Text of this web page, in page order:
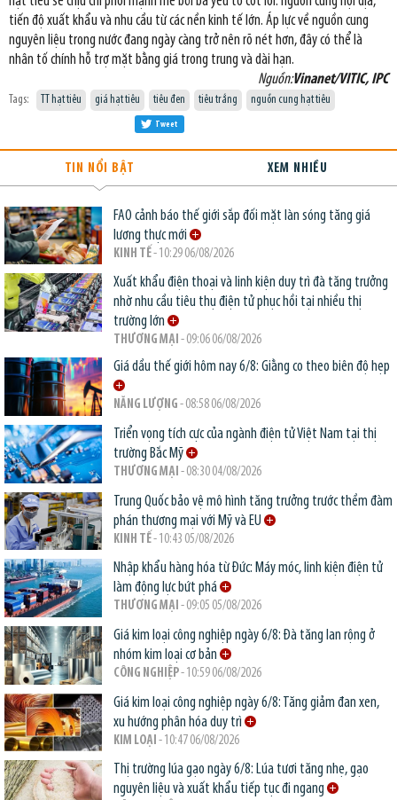
tiến độ xuất khẩu và nhu cầu từ các nền kinh tế lớn. Áp lực về nguồn cung
nguyên liệu trong nước đang ngày càng trở nên rõ nét hơn, đây có thể là
nhân tố chính hỗ trợ mặt bằng giá trong trung và dài hạn.
Nguồn:Vinanet/VITIC, IPC
Tags: TT hạt tiêu giá hạt tiêu tiêu đen tiêu trắng nguồn cung hạt tiêu
Tweet
TIN NỔI BẬT XEM NHIỀU
FAO cảnh báo thế giới sắp đối mặt làn sóng tăng giá
lương thực mới
KINH TẾ- 10:29 06/08/2026
Xuất khẩu điện thoại và linh kiện duy trì đà tăng trưởng
nhờ nhu cầu tiêu thụ điện tử phục hồi tại nhiều thị
trường lớn
THƯƠNG MẠI - 09:06 06/08/2026
Giá dầu thế giới hôm nay 6/8: Giằng co theo biên độ hẹp
NĂNG LƯỢNG - 08:58 06/08/2026
Triển vọng tích cực của ngành điện tử Việt Nam tại thị
trường Bắc Mỹ
THƯƠNG MẠI - 08:30 04/08/2026
Trung Quốc bảo vệ mô hình tăng trưởng trước thềm đàm
phán thương mại với Mỹ và EU
KINH TẾ- 10:43 05/08/2026
Nhập khẩu hàng hóa từ Đức: Máy móc, linh kiện điện tử
làm động lực bứt phá
THƯƠNG MẠI - 09:05 05/08/2026
Giá kim loại công nghiệp ngày 6/8: Đà tăng lan rộng ở
nhóm kim loại cơ bản
CÔNG NGHIỆP- 10:59 06/08/2026
Giá kim loại công nghiệp ngày 6/8: Tăng giảm đan xen,
xu hướng phân hóa duy trì
KIM LOẠI - 10:47 06/08/2026
Thị trường lúa gạo ngày 6/8: Lúa tươi tăng nhẹ, gạo
nguyên liệu và xuất khẩu tiếp tục đi ngang